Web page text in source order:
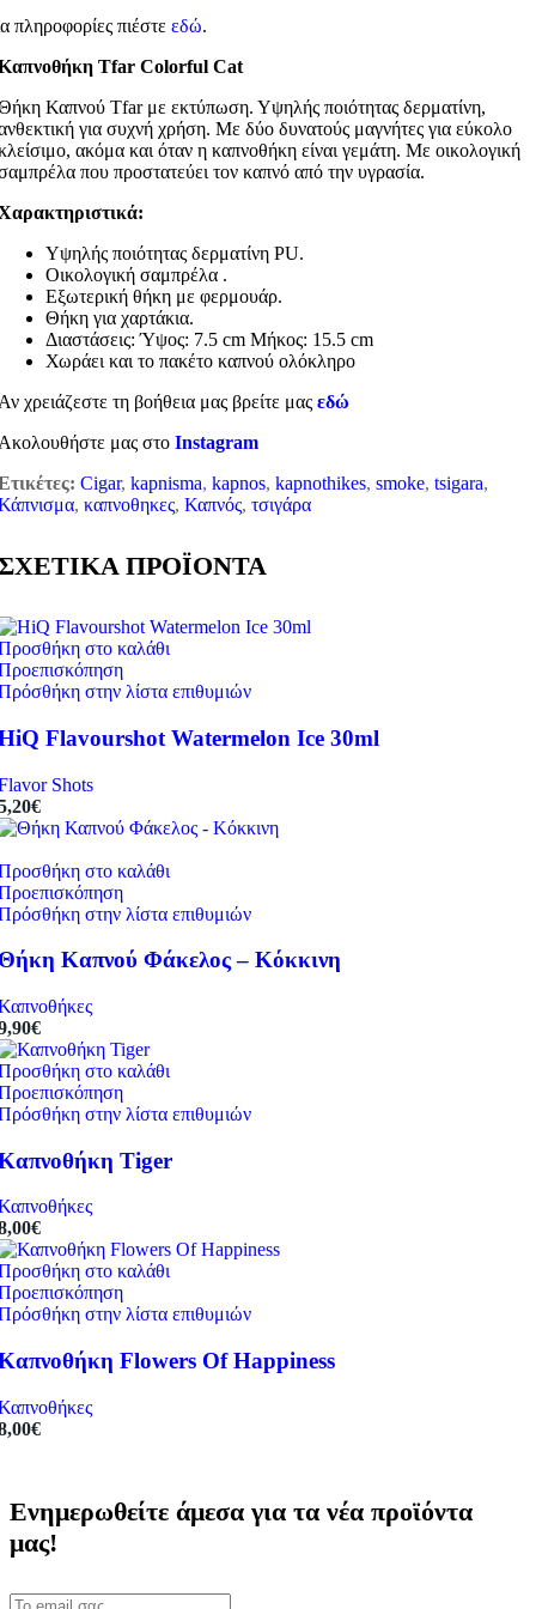
πληροφορίες πιέστε εδώ.
Tfar Colorful Cat
Καπνού Τfar με εκτύπωση. Υψηλής ποιότητας δερματίνη,
για συχνή χρήση. Με δύο δυνατούς μαγνήτες για εύκολο
ακόμα και όταν η καπνοθήκη είναι γεμάτη. Με οικολογική
που προστατεύει τον καπνό από την υγρασία.
Υψηλής ποιότητας δερματίνη PU.
Οικολογική σαμπρέλα .
Εξωτερική θήκη με φερμουάρ.
Θήκη για χαρτάκια.
Διαστάσεις: Ύψος: 7.5 cm Μήκος: 15.5 cm
Χωράει και το πακέτο καπνού ολόκληρο
χρειάζεστε τη βοήθεια μας βρείτε μας εδώ
μας στο Instagram
Cigar, kapnisma, kapnos, kapnothikes, smoke, tsigara,
, καπνοθηκες, Καπνός, τσιγάρα
ΠΡΟΪΟΝΤΑ
στο καλάθι
στην λίστα επιθυμιών
Flavourshot Watermelon Ice 30ml
Shots
€
στο καλάθι
στην λίστα επιθυμιών
Καπνού Φάκελος – Κόκκινη
€
στο καλάθι
στην λίστα επιθυμιών
Tiger
€
στο καλάθι
στην λίστα επιθυμιών
Flowers Of Happiness
€
Ενημερωθείτε άμεσα για τα νέα προϊόντα
μας!